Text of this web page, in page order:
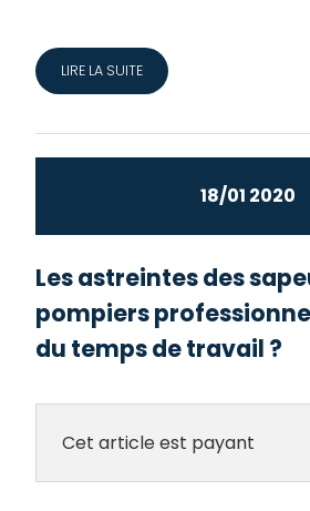
LIRE LA SUITE
18/01 2020
Les astreintes des
pompiers
du temps de travail ?
Cet article est payant